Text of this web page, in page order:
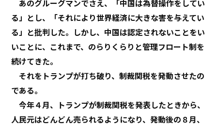
あのグルーグマンでさえ、「中国は為替操作をしてい
る」とし、「それにより世界経済に大きな害を与えてい
る」と批判した。しかし、中国は認定されないことをい
いことに、これまで、のらりくらりと管理フロート制を
続けてきた。
それをトランプが打ち破り、制裁関税を発動させたの
である。
今年４月、トランプが制裁関税を発表したときから、
人民元はどんどん売られるようになり、発動後の８月、